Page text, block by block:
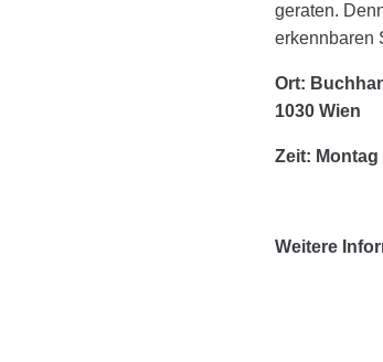
geraten.
erkennbaren
Ort:
1030 Wien
Zeit: Montag
Weitere